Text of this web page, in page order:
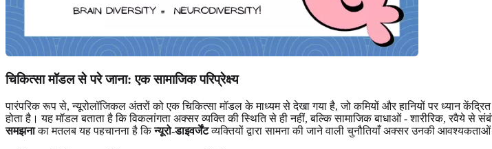
चिकित्सा मॉडल से परे जाना: एक सामाजिक परिप्रेक्ष्य
पारंपरिक रूप से, न्यूरोलॉजिकल अंतरों को एक चिकित्सा मॉडल के माध्यम से देखा गया है, जो कमियों और हानियों पर ध्यान
होता है। यह मॉडल बताता है कि विकलांगता अक्सर व्यक्ति की स्थिति से ही नहीं, बल्कि सामाजिक बाधाओं - शारीरिक, रवैये से
समझनाका मतलब यह पहचानना है किन्यूरो-डाइवर्जेंटव्यक्तियों द्वारा सामना की जाने वाली चुनौतियाँ अक्सर उनकी